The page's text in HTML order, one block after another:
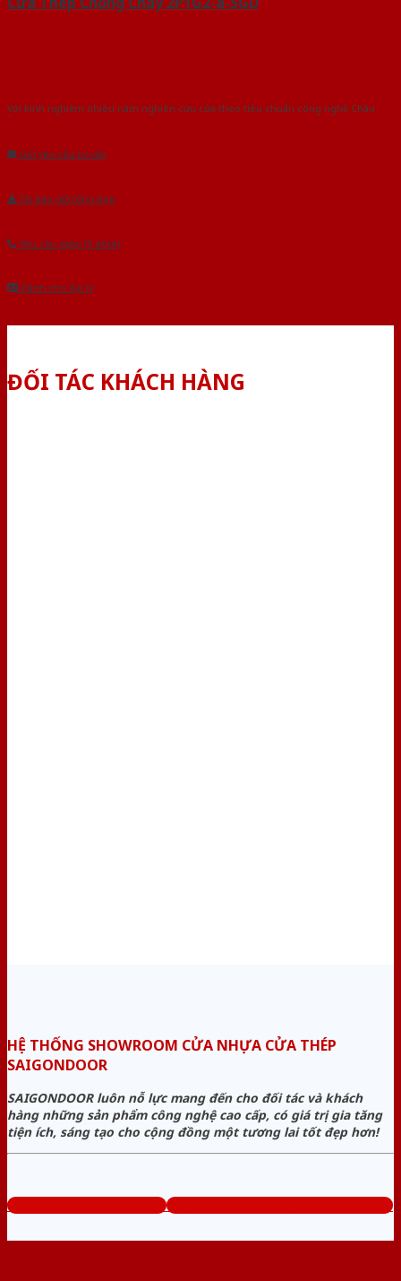
Với kinh nghiệm nhiêu năm nghiên cứu cửa theo tiêu chuẩn công nghệ Châu
Gửi yêu cầu tư vấn
Tải báo giá tổng hợp
Yêu cầu gọi lại (3 phút)
Dành cho đại lý
ĐỐI TÁC KHÁCH HÀNG
HỆ THỐNG SHOWROOM CỬA NHỰA CỬA THÉP
SAIGONDOOR
SAIGONDOOR luôn nỗ lực mang đến cho đối tác và khách
hàng những sản phẩm công nghệ cao cấp, có giá trị gia tăng
tiện ích, sáng tạo cho cộng đồng một tương lai tốt đẹp hơn!
www.cuanhuacuathep.com Tổng đài tư vấn miễn phí: 0824.400.400